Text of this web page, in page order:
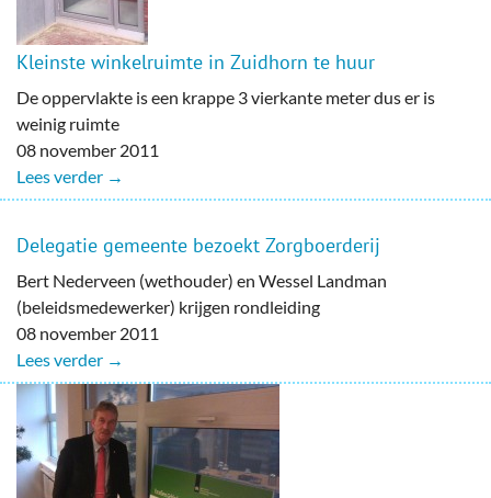
Kleinste winkelruimte in Zuidhorn te huur
De oppervlakte is een krappe 3 vierkante meter dus er is
weinig ruimte
08 november 2011
Lees verder →
Delegatie gemeente bezoekt Zorgboerderij
Bert Nederveen (wethouder) en Wessel Landman
(beleidsmedewerker) krijgen rondleiding
08 november 2011
Lees verder →